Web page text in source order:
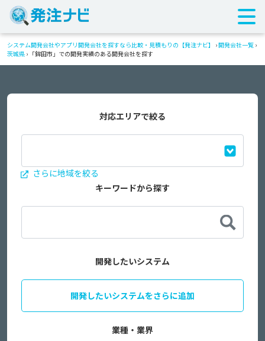
システム開発会社やアプリ開発会社を探すなら比較・見積もりの【発注ナビ】 ›開発会社一覧 ›
茨城県 › 「鉾田市」での開発実績のある開発会社を探す
対応エリアで絞る
さらに地域を絞る
キーワードから探す
開発したいシステム
開発したいシステムをさらに追加
業種・業界